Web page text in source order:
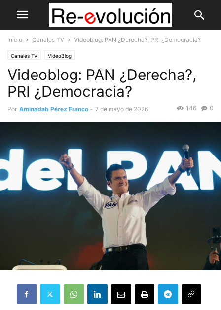
Inicio Canales TV Videoblog: PAN ¿Derecha?, PRI ¿Democracia?
Canales TV VideoBlog
Videoblog: PAN ¿Derecha?,
PRI ¿Democracia?
Por Aminadab Pérez Franco - 7 de mayo de 2026 0
146